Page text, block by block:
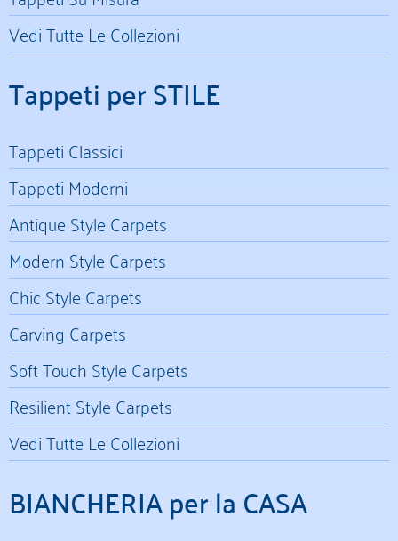
Vedi Tutte Le Collezioni
Tappeti per STILE
Tappeti Classici
Tappeti Moderni
Antique Style Carpets
Modern Style Carpets
Chic Style Carpets
Carving Carpets
Soft Touch Style Carpets
Resilient Style Carpets
Vedi Tutte Le Collezioni
BIANCHERIA per la CASA